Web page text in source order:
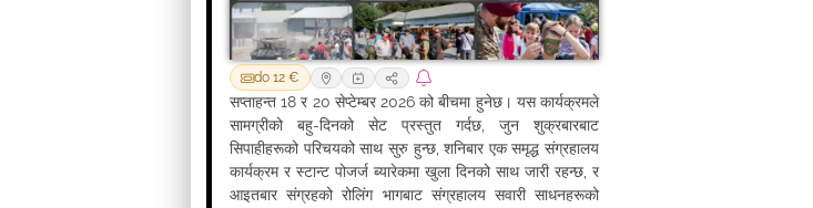
do 12 €
सप्ताहन्त 18 र 20 सेप्टेम्बर 2026 को बीचमा हुनेछ। यस कार्यक्रमले
सामग्रीको बहु-दिनको सेट प्रस्तुत गर्दछ, जुन शुक्रबारबाट
सिपाहीहरूको परिचयको साथ सुरु हुन्छ, शनिबार एक समृद्ध संग्रहालय
कार्यक्रम र स्टान्ट पोजर्ज ब्यारेकमा खुला दिनको साथ जारी रहन्छ, र
आइतबार संग्रहको रोलिंग भागबाट संग्रहालय सवारी साधनहरूको